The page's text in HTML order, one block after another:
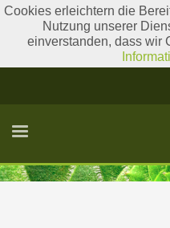
Cookies erleichtern die
Nutzung unserer
einverstanden, dass wir